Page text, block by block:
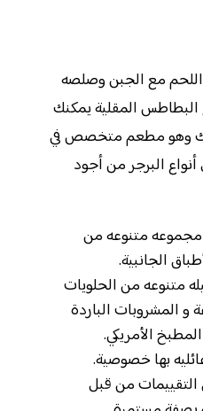
مع الجبن وصلصه
المقلية يمكنك
وهو مطعم متخصص في
البرجر من أجود
متنوعه من
الجانبية.
متنوعه من الحلويات
و المشروبات الباردة
الأمريكي.
بها خصوصية.
من قبل